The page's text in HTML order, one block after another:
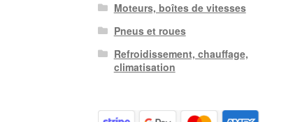
Moteurs, boîtes de vitesses
Pneus et roues
Refroidissement, chauffage,
climatisation